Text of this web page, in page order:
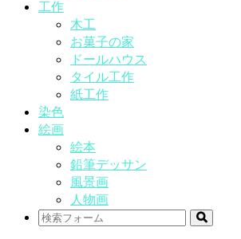
工作
木工
お菓子の家
ドールハウス
タイル工作
紙工作
染色
絵画
絵本
鉛筆デッサン
風景画
人物画
検